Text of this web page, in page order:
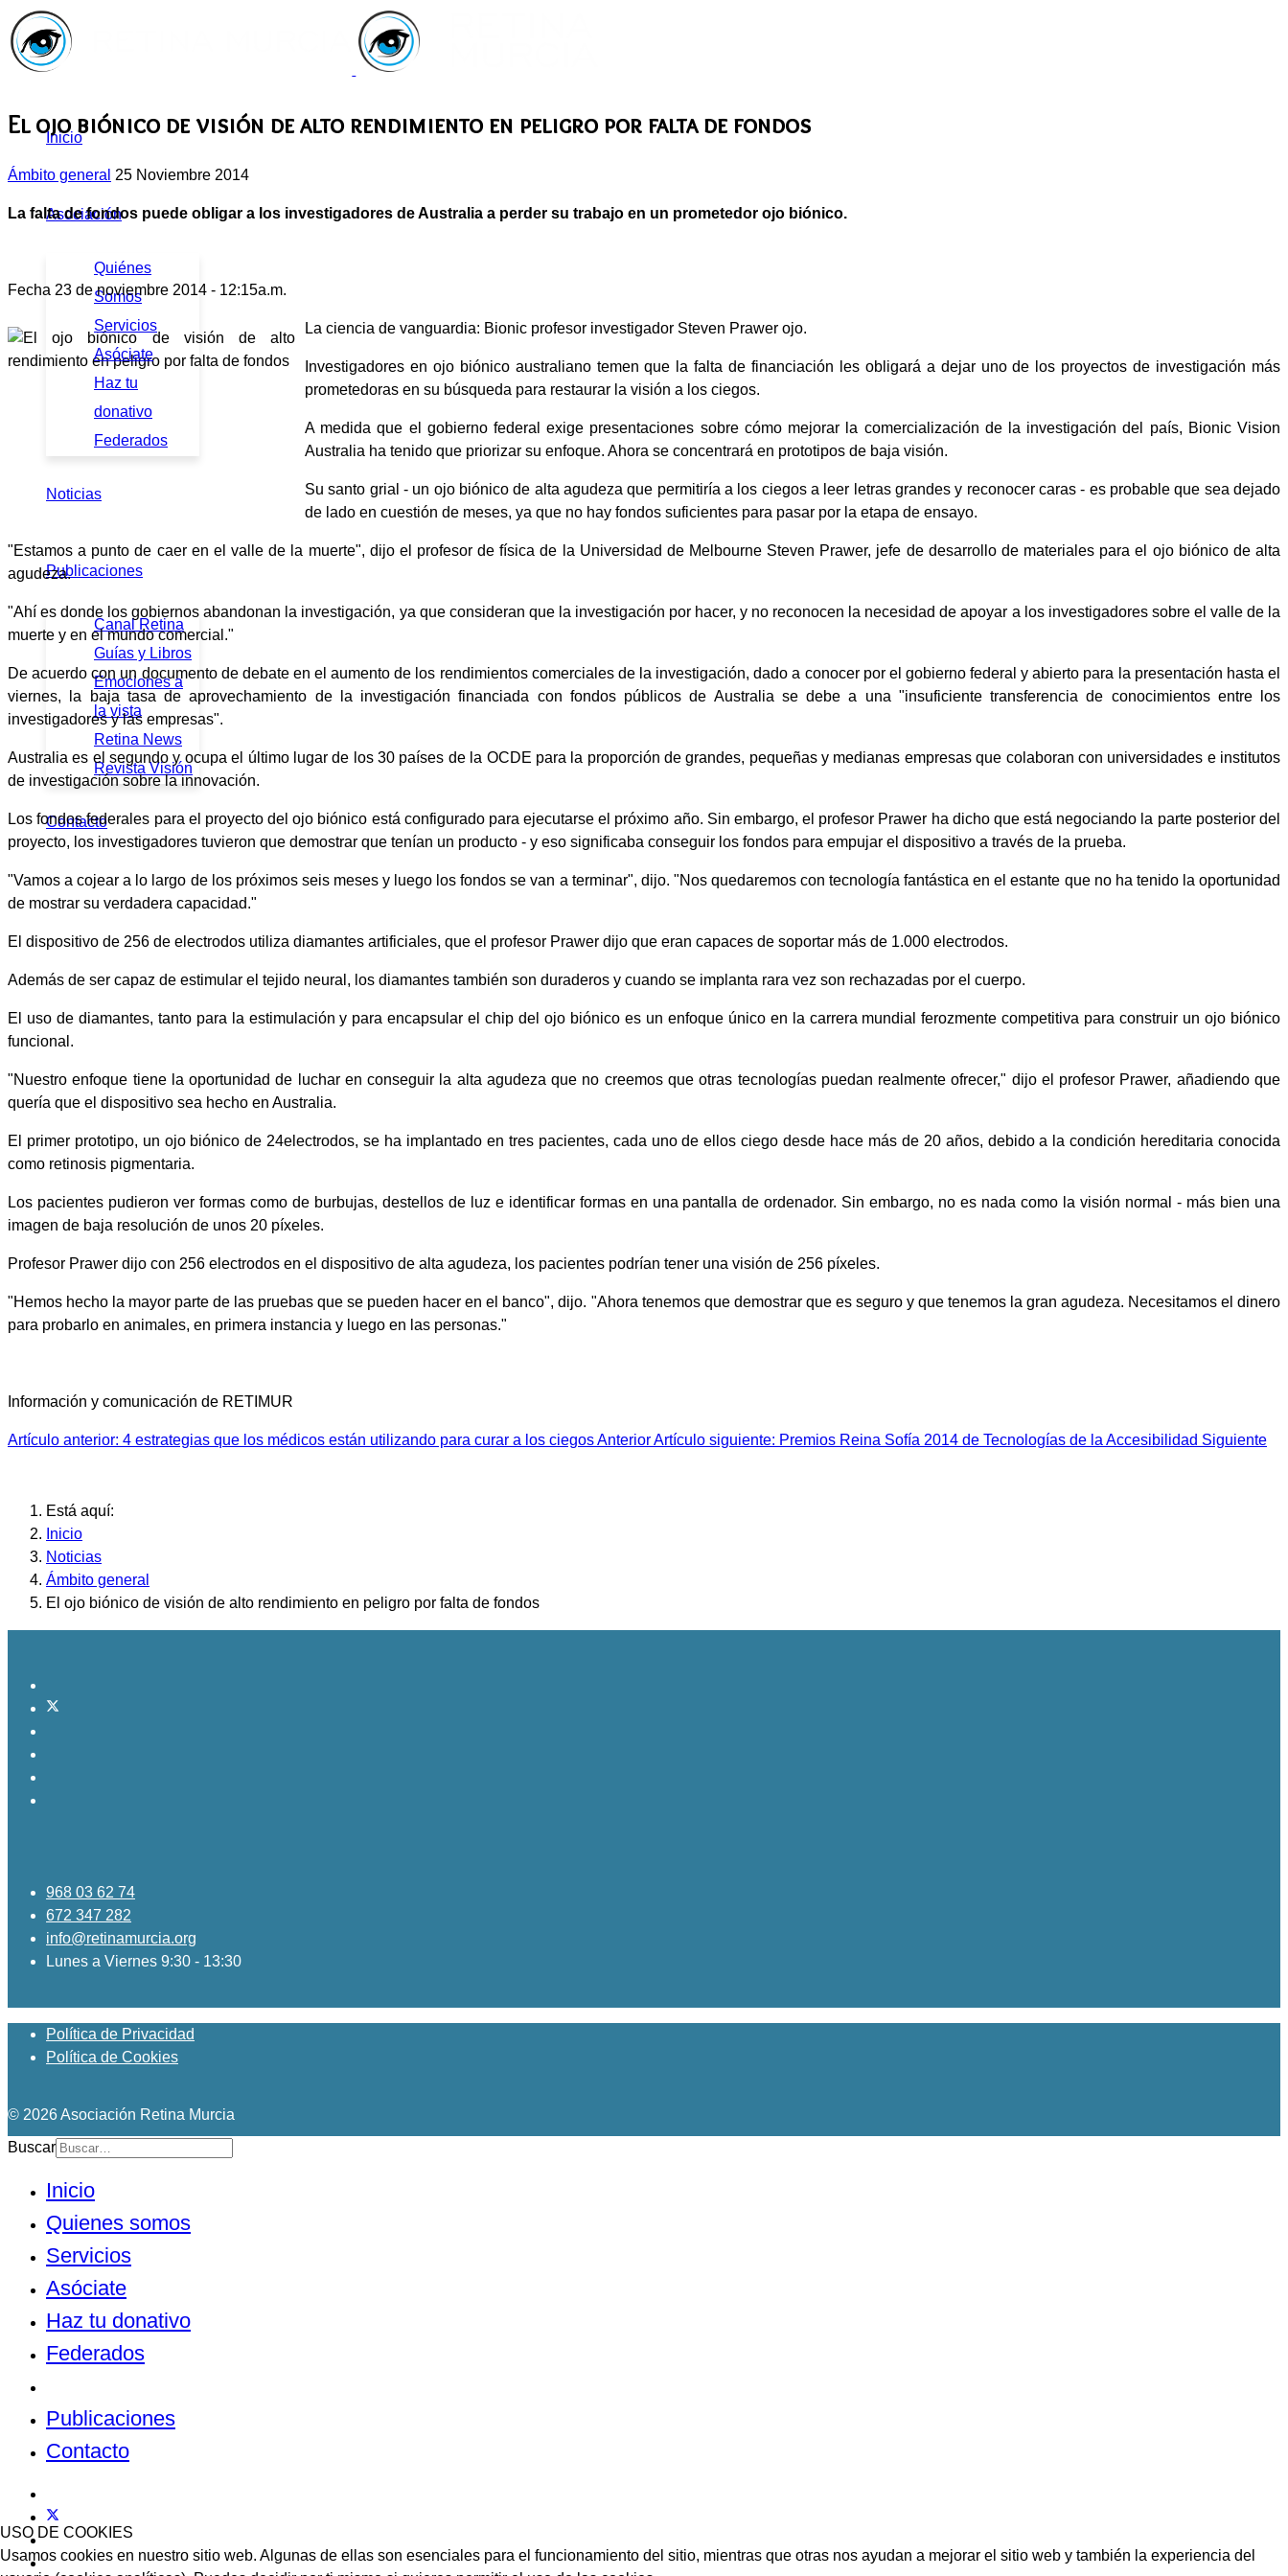
Inicio
Asociación
Quiénes
Somos
Servicios
Asóciate
Haz tu
donativo
Federados
Noticias
Publicaciones
Canal Retina
Guías y Libros
Emociones a
la vista
Retina News
Revista Visión
Contacto
El ojo biónico de visión de alto rendimiento en peligro por falta de fondos
Ámbito general 25 Noviembre 2014
La falta de fondos puede obligar a los investigadores de Australia a perder su trabajo en un prometedor ojo biónico.
Fecha 23 de noviembre 2014 - 12:15a.m.
La ciencia de vanguardia: Bionic profesor investigador Steven Prawer ojo.
Investigadores en ojo biónico australiano temen que la falta de financiación les obligará a dejar uno de los proyectos de investigación más
prometedoras en su búsqueda para restaurar la visión a los ciegos.
A medida que el gobierno federal exige presentaciones sobre cómo mejorar la comercialización de la investigación del país, Bionic Vision
Australia ha tenido que priorizar su enfoque. Ahora se concentrará en prototipos de baja visión.
Su santo grial - un ojo biónico de alta agudeza que permitiría a los ciegos a leer letras grandes y reconocer caras - es probable que sea dejado
de lado en cuestión de meses, ya que no hay fondos suficientes para pasar por la etapa de ensayo.
"Estamos a punto de caer en el valle de la muerte", dijo el profesor de física de la Universidad de Melbourne Steven Prawer, jefe de desarrollo de materiales para el ojo biónico de alta
agudeza.
"Ahí es donde los gobiernos abandonan la investigación, ya que consideran que la investigación por hacer, y no reconocen la necesidad de apoyar a los investigadores sobre el valle de la
muerte y en el mundo comercial."
De acuerdo con un documento de debate en el aumento de los rendimientos comerciales de la investigación, dado a conocer por el gobierno federal y abierto para la presentación hasta el
viernes, la baja tasa de aprovechamiento de la investigación financiada con fondos públicos de Australia se debe a una "insuficiente transferencia de conocimientos entre los
investigadores y las empresas".
Australia es el segundo y ocupa el último lugar de los 30 países de la OCDE para la proporción de grandes, pequeñas y medianas empresas que colaboran con universidades e institutos
de investigación sobre la innovación.
Los fondos federales para el proyecto del ojo biónico está configurado para ejecutarse el próximo año. Sin embargo, el profesor Prawer ha dicho que está negociando la parte posterior del
proyecto, los investigadores tuvieron que demostrar que tenían un producto - y eso significaba conseguir los fondos para empujar el dispositivo a través de la prueba.
"Vamos a cojear a lo largo de los próximos seis meses y luego los fondos se van a terminar", dijo. "Nos quedaremos con tecnología fantástica en el estante que no ha tenido la oportunidad
de mostrar su verdadera capacidad."
El dispositivo de 256 de electrodos utiliza diamantes artificiales, que el profesor Prawer dijo que eran capaces de soportar más de 1.000 electrodos.
Además de ser capaz de estimular el tejido neural, los diamantes también son duraderos y cuando se implanta rara vez son rechazadas por el cuerpo.
El uso de diamantes, tanto para la estimulación y para encapsular el chip del ojo biónico es un enfoque único en la carrera mundial ferozmente competitiva para construir un ojo biónico
funcional.
"Nuestro enfoque tiene la oportunidad de luchar en conseguir la alta agudeza que no creemos que otras tecnologías puedan realmente ofrecer," dijo el profesor Prawer, añadiendo que
quería que el dispositivo sea hecho en Australia.
El primer prototipo, un ojo biónico de 24electrodos, se ha implantado en tres pacientes, cada uno de ellos ciego desde hace más de 20 años, debido a la condición hereditaria conocida
como retinosis pigmentaria.
Los pacientes pudieron ver formas como de burbujas, destellos de luz e identificar formas en una pantalla de ordenador. Sin embargo, no es nada como la visión normal - más bien una
imagen de baja resolución de unos 20 píxeles.
Profesor Prawer dijo con 256 electrodos en el dispositivo de alta agudeza, los pacientes podrían tener una visión de 256 píxeles.
"Hemos hecho la mayor parte de las pruebas que se pueden hacer en el banco", dijo. "Ahora tenemos que demostrar que es seguro y que tenemos la gran agudeza. Necesitamos el dinero
para probarlo en animales, en primera instancia y luego en las personas."
Información y comunicación de RETIMUR
Artículo anterior: 4 estrategias que los médicos están utilizando para curar a los ciegosAnteriorArtículo siguiente: Premios Reina Sofía 2014 de Tecnologías de la Accesibilidad Siguiente
Está aquí:
Inicio
Noticias
Ámbito general
El ojo biónico de visión de alto rendimiento en peligro por falta de fondos
968 03 62 74
672 347 282
info@retinamurcia.org
Lunes a Viernes 9:30 - 13:30
Política de Privacidad
Política de Cookies
© 2026 Asociación Retina Murcia
Buscar
Inicio
Quienes somos
Servicios
Asóciate
Haz tu donativo
Federados
Publicaciones
Contacto
USO DE COOKIES
Usamos cookies en nuestro sitio web. Algunas de ellas son esenciales para el funcionamiento del sitio, mientras que otras nos ayudan a mejorar el sitio web y también la experiencia del